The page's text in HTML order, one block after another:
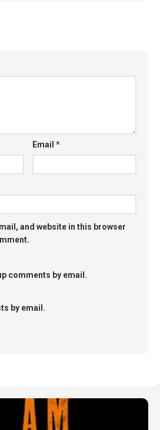
Email*
and website in this browser
comments by email.
by email.